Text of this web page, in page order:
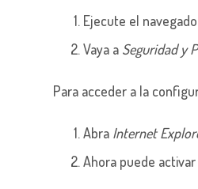
Ejecute el
Vaya a Seguridad y
Para acceder a la
Abra Internet
Ahora puede